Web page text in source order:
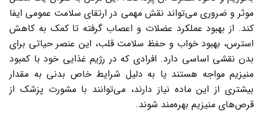
موثر و ضروری می‌تواند نقش مهمی در ارتقای سلامت عمومی ایفا
کند. از بهبود عملکرد عضلات و اعصاب گرفته تا کمک به کاهش
استرس، بهبود خواب و حفظ سلامت قلب، این عنصر حیاتی برای
بدن نقشی اساسی دارد. افرادی که در رژیم غذایی خود با کمبود
منیزیم مواجه هستند یا به دلیل شرایط خاص بدنی به مقدار
بیشتری از این ماده نیاز دارند، می‌توانند با مشورت پزشک از
قرص‌های منیزیم بهره‌مند شوند.